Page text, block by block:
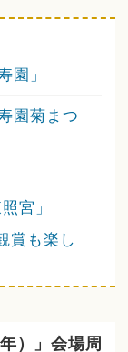
園」
園菊まつ
宮」
賞も楽し
）」会場周